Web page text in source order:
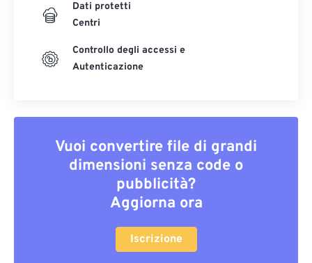
Dati protetti
Centri
Controllo degli accessi e
Autenticazione
Vuoi convertire file di grandi
dimensioni senza code o
pubblicità?
Aggiorna ora
Iscrizione